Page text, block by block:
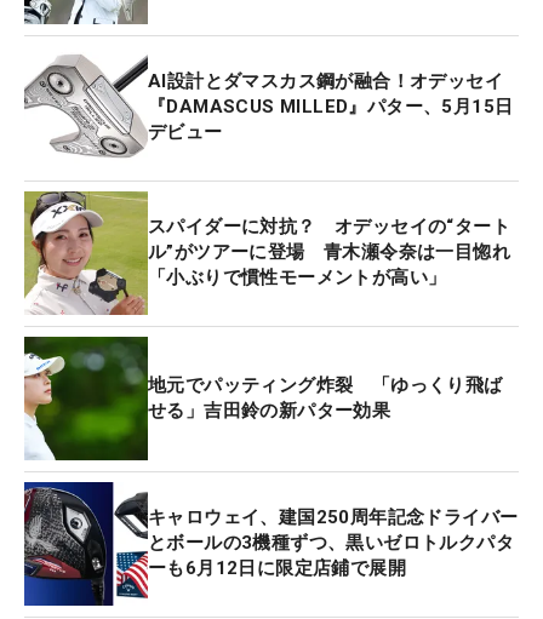
AI設計とダマスカス鋼が融合！オデッセイ
『DAMASCUS MILLED』パター、5月15日
デビュー
スパイダーに対抗？ オデッセイの“タート
ル”がツアーに登場 青木瀬令奈は一目惚れ
「小ぶりで慣性モーメントが高い」
地元でパッティング炸裂 「ゆっくり飛ば
せる」吉田鈴の新パター効果
キャロウェイ、建国250周年記念ドライバー
とボールの3機種ずつ、黒いゼロトルクパタ
ーも6月12日に限定店鋪で展開